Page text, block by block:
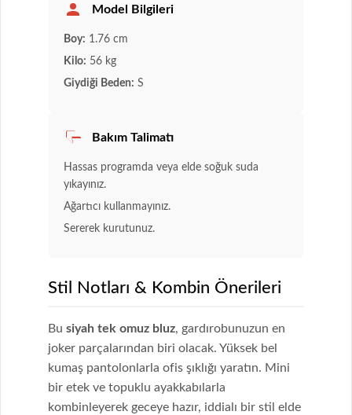
Model Bilgileri
Boy: 1.76 cm
Kilo: 56 kg
Giydiği Beden: S
Bakım Talimatı
Hassas programda veya elde soğuk suda
yıkayınız.
Ağartıcı kullanmayınız.
Sererek kurutunuz.
Stil Notları & Kombin Önerileri
Bu siyah tek omuz bluz, gardırobunuzun en
joker parçalarından biri olacak. Yüksek bel
kumaş pantolonlarla ofis şıklığı yaratın. Mini
bir etek ve topuklu ayakkabılarla
kombinleyerek geceye hazır, iddialı bir stil elde